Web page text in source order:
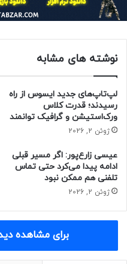
نوشته های مشابه
لپ‌تاپ‌های جدید ایسوس از راه
رسیدند؛ قدرت کلاس
ورک‌استیشن و گرافیک توانمند
ژوئن 2, 2026
عیسی زارع‌پور: اگر مسیر قبلی
ادامه پیدا می‌کرد حتی تماس
تلفنی هم ممکن نبود
ژوئن 2, 2026
برای مشاهده